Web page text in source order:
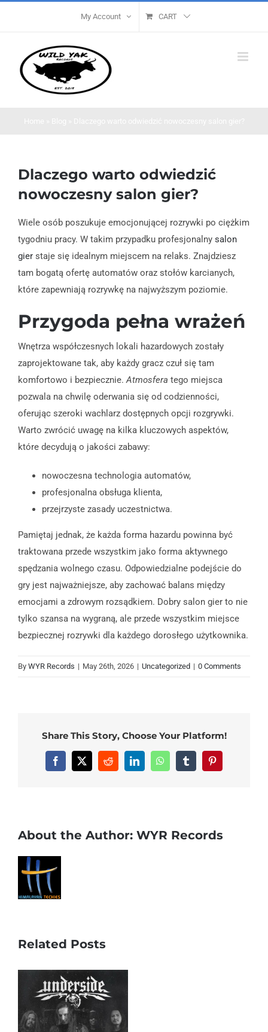
My Account CART
Dlaczego warto odwiedzić
nowoczesny salon gier?
Wiele osób poszukuje emocjonującej rozrywki po ciężkim
tygodniu pracy. W takim przypadku profesjonalny salon
gier staje się idealnym miejscem na relaks. Znajdziesz
tam bogatą ofertę automatów oraz stołów karcianych,
które zapewniają rozrywkę na najwyższym poziomie.
Przygoda pełna wrażeń
Wnętrza współczesnych lokali hazardowych zostały
zaprojektowane tak, aby każdy gracz czuł się tam
komfortowo i bezpiecznie.Atmosfera tego miejsca
pozwala na chwilę oderwania się od codzienności,
oferując szeroki wachlarz dostępnych opcji rozgrywki.
Warto zwrócić uwagę na kilka kluczowych aspektów,
które decydują o jakości zabawy:
nowoczesna technologia automatów,
profesjonalna obsługa klienta,
przejrzyste zasady uczestnictwa.
Pamiętaj jednak, że każda forma hazardu powinna być
traktowana przede wszystkim jako forma aktywnego
spędzania wolnego czasu. Odpowiedzialne podejście do
gry jest najważniejsze, aby zachować balans między
emocjami a zdrowym rozsądkiem. Dobry salon gier to nie
tylko szansa na wygraną, ale przede wszystkim miejsce
bezpiecznej rozrywki dla każdego dorosłego użytkownika.
By WYR Records | May 26th, 2026 | Uncategorized | 0 Comments
Share This Story, Choose Your Platform!
Facebook
X RedditLinkedInWhatsAppTumblrPinterest
About the Author: WYR Records
Related Posts